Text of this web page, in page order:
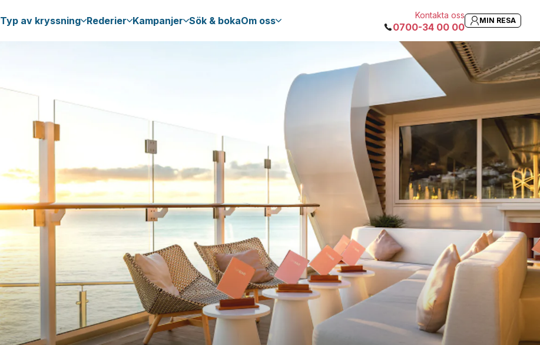
Typ av kryssning Rederier Kampanjer Sök & bokaOm oss Kontakta oss
0700-34 00 00
MIN RESA